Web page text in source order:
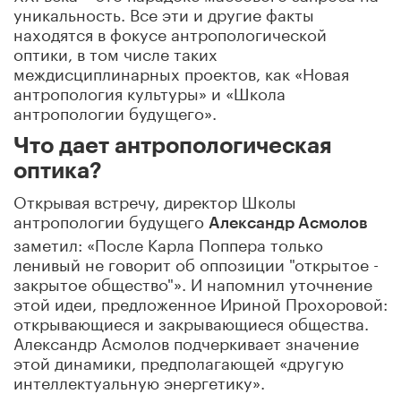
уникальность. Все эти и другие факты
находятся в фокусе антропологической
оптики, в том числе таких
междисциплинарных проектов, как «Новая
антропология культуры» и «Школа
антропологии будущего».
Что дает антропологическая
оптика?
Открывая встречу, директор Школы
антропологии будущего Александр Асмолов
заметил: «После Карла Поппера только
ленивый не говорит об оппозиции "открытое -
закрытое общество"». И напомнил уточнение
этой идеи, предложенное Ириной Прохоровой:
открывающиеся и закрывающиеся общества.
Александр Асмолов подчеркивает значение
этой динамики, предполагающей «другую
интеллектуальную энергетику».